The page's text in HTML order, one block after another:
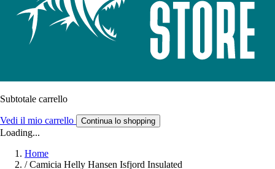
Subtotale carrello
Vedi il mio carrello Continua lo shopping
Loading...
Home
/ Camicia Helly Hansen Isfjord Insulated